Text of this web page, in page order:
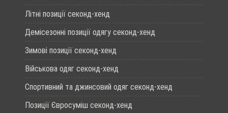
Літні позиції секонд-хенд
Демісезонні позиції одягу секонд-хенд
Зимові позиції секонд-хенд
Військова одяг секонд-хенд
Спортивний та джинсовий одяг секонд-хенд
Позиції Євросуміш секонд-хенд